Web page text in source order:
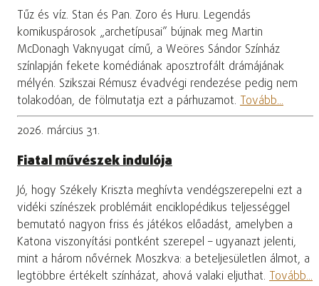
Tűz és víz. Stan és Pan. Zoro és Huru. Legendás
komikuspárosok „archetípusai” bújnak meg Martin
McDonagh Vaknyugat című, a Weöres Sándor Színház
színlapján fekete komédiának aposztrofált drámájának
mélyén. Szikszai Rémusz évadvégi rendezése pedig nem
tolakodóan, de fölmutatja ezt a párhuzamot. Tovább...
2026. március 31.
Fiatal művészek indulója
Jó, hogy Székely Kriszta meghívta vendégszerepelni ezt a
vidéki színészek problémáit enciklopédikus teljességgel
bemutató nagyon friss és játékos előadást, amelyben a
Katona viszonyítási pontként szerepel – ugyanazt jelenti,
mint a három nővérnek Moszkva: a beteljesületlen álmot, a
legtöbbre értékelt színházat, ahová valaki eljuthat. Tovább...